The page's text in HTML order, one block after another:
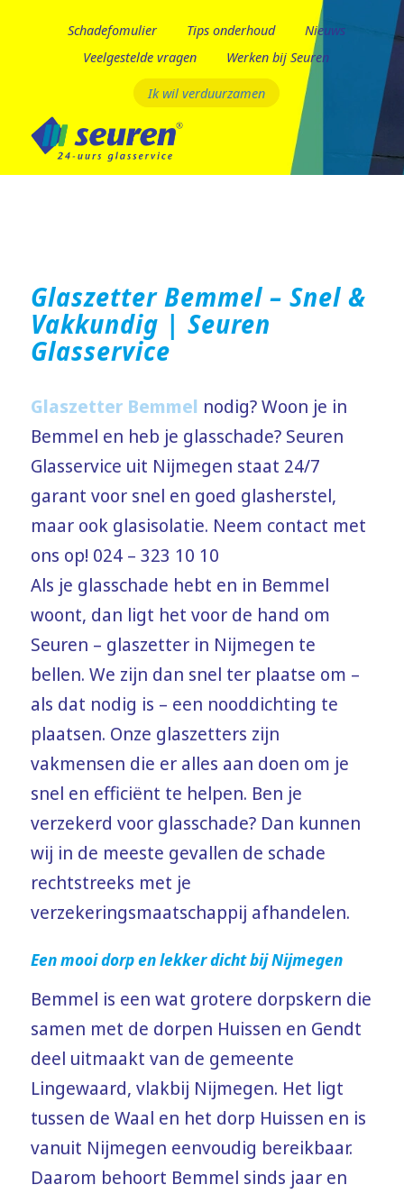
Schadefomulier Tips onderhoud
Nieuws
Veelgestelde vragen
Werken bij Seuren
Ik wil verduurzamen
Glaszetter Bemmel – Snel &
Vakkundig | Seuren
Glasservice
Glaszetter Bemmel nodig? Woon je in
Bemmel en heb je glasschade? Seuren
Glasservice uit Nijmegen staat 24/7
garant voor snel en goed glasherstel,
maar ook glasisolatie. Neem contact met
ons op! 024 – 323 10 10
Als je glasschade hebt en in Bemmel
woont, dan ligt het voor de hand om
Seuren – glaszetter in Nijmegen te
bellen. We zijn dan snel ter plaatse om –
als dat nodig is – een nooddichting te
plaatsen. Onze glaszetters zijn
vakmensen die er alles aan doen om je
snel en efficiënt te helpen. Ben je
verzekerd voor glasschade? Dan kunnen
wij in de meeste gevallen de schade
rechtstreeks met je
verzekeringsmaatschappij afhandelen.
Een mooi dorp en lekker dicht bij Nijmegen
Bemmel is een wat grotere dorpskern die
samen met de dorpen Huissen en Gendt
deel uitmaakt van de gemeente
Lingewaard, vlakbij Nijmegen. Het ligt
tussen de Waal en het dorp Huissen en is
vanuit Nijmegen eenvoudig bereikbaar.
Daarom behoort Bemmel sinds jaar en